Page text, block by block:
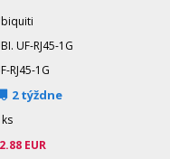
UF-RJ45-1G
RJ45-1G
2 týždne
EUR